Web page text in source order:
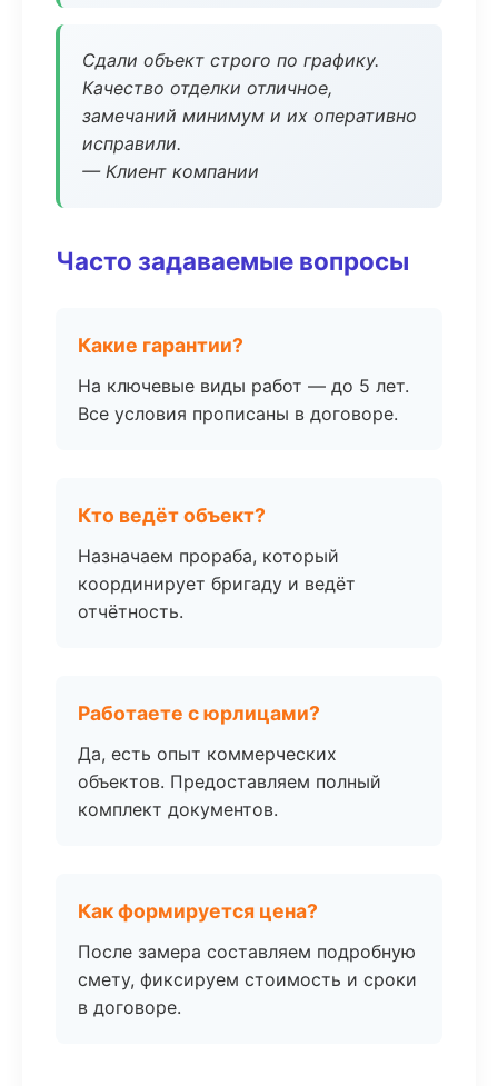
Сдали объект строго по графику.
Качество отделки отличное,
замечаний минимум и их оперативно
исправили.
— Клиент компании
Часто задаваемые вопросы
Какие гарантии?
На ключевые виды работ — до 5 лет.
Все условия прописаны в договоре.
Кто ведёт объект?
Назначаем прораба, который
координирует бригаду и ведёт
отчётность.
Работаете с юрлицами?
Да, есть опыт коммерческих
объектов. Предоставляем полный
комплект документов.
Как формируется цена?
После замера составляем подробную
смету, фиксируем стоимость и сроки
в договоре.